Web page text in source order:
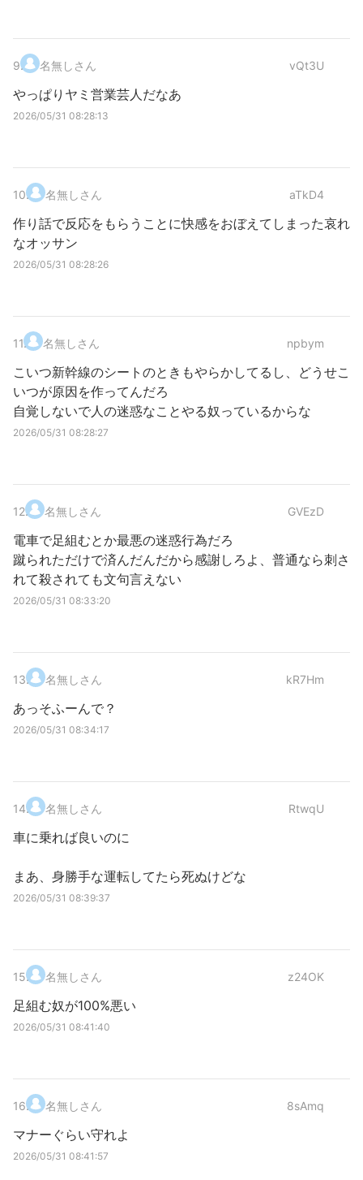
9. 名無しさん vQt3U
やっぱりヤミ営業芸人だなあ
2026/05/31 08:28:13
10. 名無しさん aTkD4
作り話で反応をもらうことに快感をおぼえてしまった哀れ
なオッサン
2026/05/31 08:28:26
11. 名無しさん npbym
こいつ新幹線のシートのときもやらかしてるし、どうせこ
いつが原因を作ってんだろ
自覚しないで人の迷惑なことやる奴っているからな
2026/05/31 08:28:27
12. 名無しさん GVEzD
電車で足組むとか最悪の迷惑行為だろ
蹴られただけで済んだんだから感謝しろよ、普通なら刺さ
れて殺されても文句言えない
2026/05/31 08:33:20
13. 名無しさん kR7Hm
あっそふーんで？
2026/05/31 08:34:17
14. 名無しさん RtwqU
車に乗れば良いのに
まあ、身勝手な運転してたら死ぬけどな
2026/05/31 08:39:37
15. 名無しさん z24OK
足組む奴が100%悪い
2026/05/31 08:41:40
16. 名無しさん 8sAmq
マナーぐらい守れよ
2026/05/31 08:41:57